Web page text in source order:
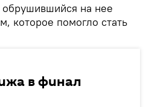
на нее
которое помогло стать
в финал